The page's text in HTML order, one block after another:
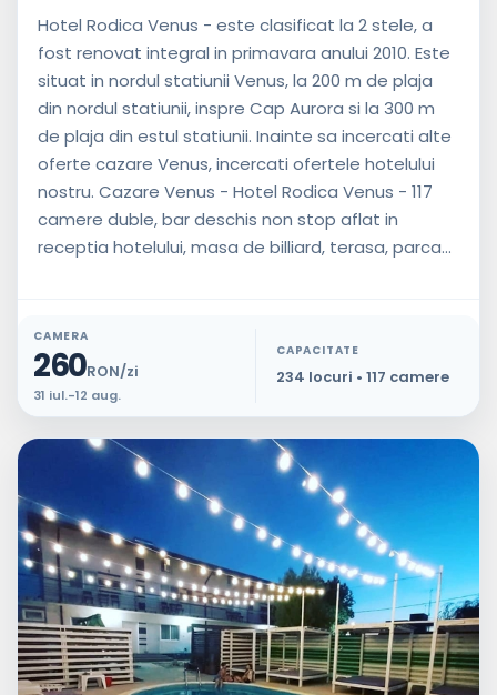
Hotel Rodica Venus - este clasificat la 2 stele, a
fost renovat integral in primavara anului 2010. Este
situat in nordul statiunii Venus, la 200 m de plaja
din nordul statiunii, inspre Cap Aurora si la 300 m
de plaja din estul statiunii. Inainte sa incercati alte
oferte cazare Venus, incercati ofertele hotelului
nostru. Cazare Venus - Hotel Rodica Venus - 117
camere duble, bar deschis non stop aflat in
receptia hotelului, masa de billiard, terasa, parca...
CAMERA
260RON/zi
31 iul.-12 aug.
CAPACITATE
234 locuri • 117 camere